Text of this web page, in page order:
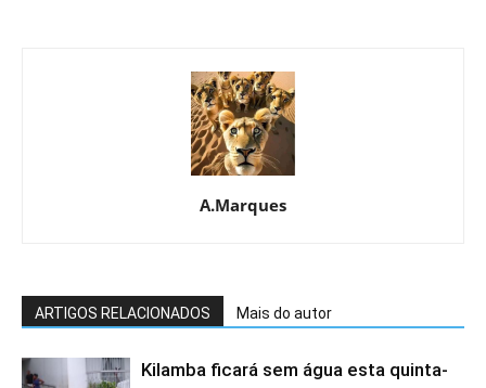
A.Marques
ARTIGOS RELACIONADOS Mais do autor
Kilamba ficará sem água esta quinta-